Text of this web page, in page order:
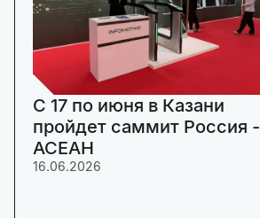
C 17 по июня в Казани
пройдет саммит Россия -
АСЕАН
16.06.2026